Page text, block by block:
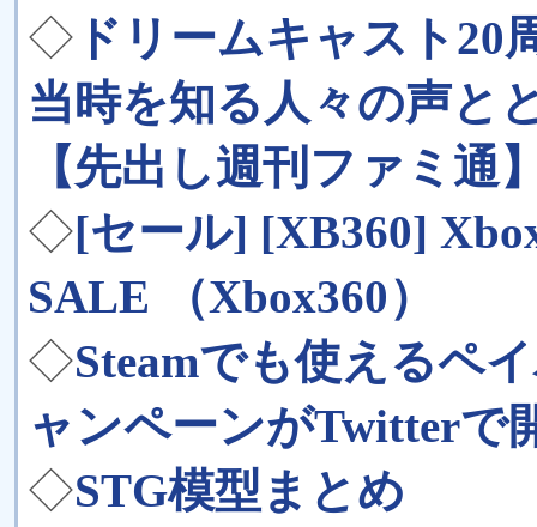
◇ ドリームキャスト20
当時を知る人々の声と
【先出し週刊ファミ通
◇[セール] [XB360]
SALE （Xbox360）
◇Steamでも使えるペ
ャンペーンがTwitterで
◇STG模型まとめ